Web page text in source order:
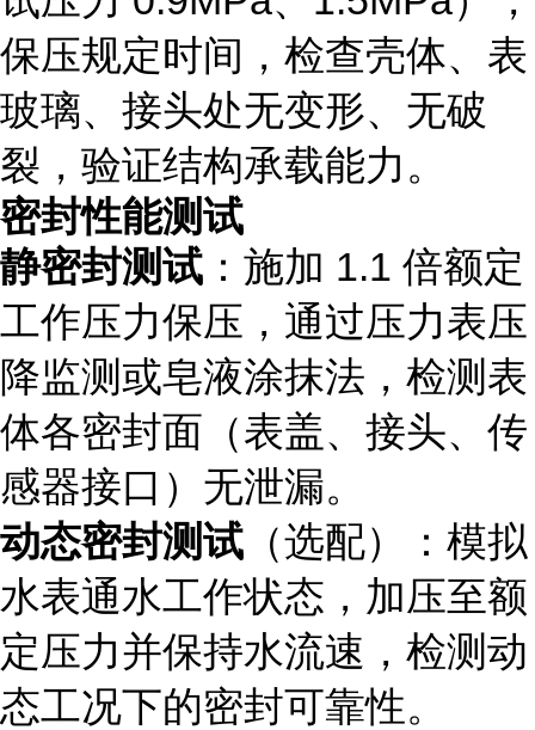
保压规定时间，检查壳体、表
玻璃、接头处无变形、无破
裂，验证结构承载能力。
密封性能测试
静密封测试 ：施加 1.1 倍额定
工作压力保压，通过压力表压
降监测或皂液涂抹法，检测表
体各密封面（表盖、接头、传
感器接口）无泄漏。
动态密封测试 （选配）：模拟
水表通水工作状态，加压至额
定压力并保持水流速，检测动
态工况下的密封可靠性。